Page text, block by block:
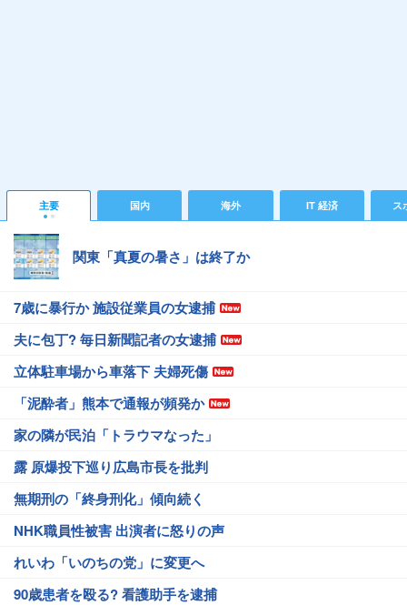
主要 国内 海外 IT 経済 ス
関東「真夏の暑さ」は終了か
7歳に暴行か 施設従業員の女逮捕
夫に包丁? 毎日新聞記者の女逮捕
立体駐車場から車落下 夫婦死傷
「泥酔者」熊本で通報が頻発か
家の隣が民泊「トラウマなった」
露 原爆投下巡り広島市長を批判
無期刑の「終身刑化」傾向続く
NHK職員性被害 出演者に怒りの声
れいわ「いのちの党」に変更へ
90歳患者を殴る? 看護助手を逮捕